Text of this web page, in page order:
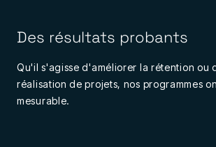
Des résultats probants
Qu'il s'agisse d'améliorer la rétention ou
réalisation de projets, nos programmes
mesurable.